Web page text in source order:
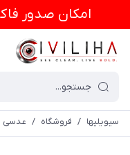
امكان صدور
سیویلیها / فروشگاه / عدسی